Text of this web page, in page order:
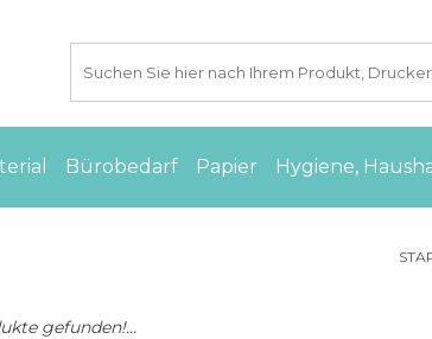
Bürobedarf Papier Hygiene,
gefunden!...